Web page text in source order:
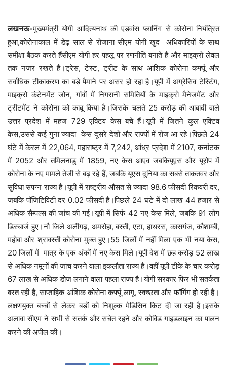
लखनऊ-मुख्यमंत्री योगी आदित्यनाथ की एडवांस प्लानिंग से कोरोना नियंत्रित
हुआ,कोरोनाकाल में डेढ़ साल से रोजाना सीएम योगी खुद अधिकारियों के साथ
समीक्षा बैठक करते हैंसीएम योगी हर पहलू पर रणनीति बनाते हैं और माइक्रो लेवल
तक नजर रखते हैं।ट्रेस, टेस्ट, ट्रीट के साथ आंशिक कोरोना कर्फ्यू और
सर्वाधिक टीकाकरण का बड़े पैमाने पर असर हो रहा है।यूपी में अग्रेसिव टेस्टिंग,
माइक्रो कंटेनमेंट जोन, गांवों में निगरानी समितियों के माइक्रो मैनेजमेंट और
ट्रीटमेंट ने कोरोना को काबू किया है।जिसके चलते 25 करोड़ की आबादी वाले
उत्तर प्रदेश में महज 729 एक्टिव केस बचे हैं।यूपी में जितने कुल एक्टिव
केस,उससे कई गुना ज्यादा केस दूसरे देशों और राज्यों में रोज आ रहे।पिछले 24
घंटे में केरल में 22,064, महाराष्ट्र में 7,242, आंध्र प्रदेश में 2107, कर्नाटक
में 2052 और तमिलनाडु में 1859, नए केस आएव जबकियूएस और यूरोप में
कोरोना के नए मामले तेजी से बढ़ रहे हैं, जबकि यूएस दुनिया का सबसे ताकतवर और
सुविधा संपन्न राज्य है।यूपी में राष्ट्रीय औसत से ज्यादा 98.6 फीसदी रिकवरी दर,
जबकि पॉजिटिविटी दर 0.02 फीसदी है।पिछले 24 घंटे में दो लाख 44 हजार से
अधिक सैम्पल्स की जांच की गई।यूपी में सिर्फ 42 नए केस मिले, जबकि 91 लोग
डिस्चार्ज हुए।नौ जिले अलीगढ़, अमरोहा, बस्ती, एटा, हाथरस, कासगंज, कौशाम्बी,
महोबा और श्रावस्ती कोरोना मुक्त हुए।55 जिलों में नहीं मिला एक भी नया केस,
20 जिलों में मात्र के एक अंकों में नए केस मिले।यूपी देश में छह करोड़ 52 लाख
से अधिक नमूनों की जांच करने वाला इकलौता राज्य है।वहीं यूपी टीके के चार करोड़
67 लाख से अधिक डोज लगाने वाला पहला राज्य है।योगी सरकार फिर भी सतर्कता
बरत रही है, साप्ताहिक आंशिक कोरोना कर्फ्यू लागू, स्वच्छता और फॉगिंग हो रही है।
लक्षणयुक्त बच्चों से लेकर बड़ों को निशुल्क मेडिसिन किट दी जा रही है।इसके
अलावा सीएम ने सभी से सतर्क और सचेत रहने और कोविड गाइडलाइन का पालन
करने की अपील की।